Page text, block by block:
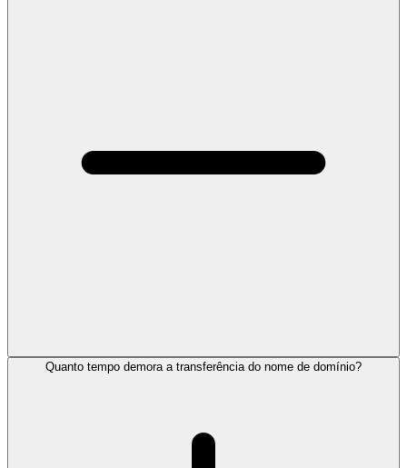
Quanto tempo demora a transferência do nome de domínio?